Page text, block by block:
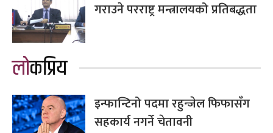
गराउने परराष्ट्र मन्त्रालयको प्रतिबद्धता
लोकप्रिय
इन्फान्टिनो पदमा रहुन्जेल फिफासँग
सहकार्य नगर्ने चेतावनी